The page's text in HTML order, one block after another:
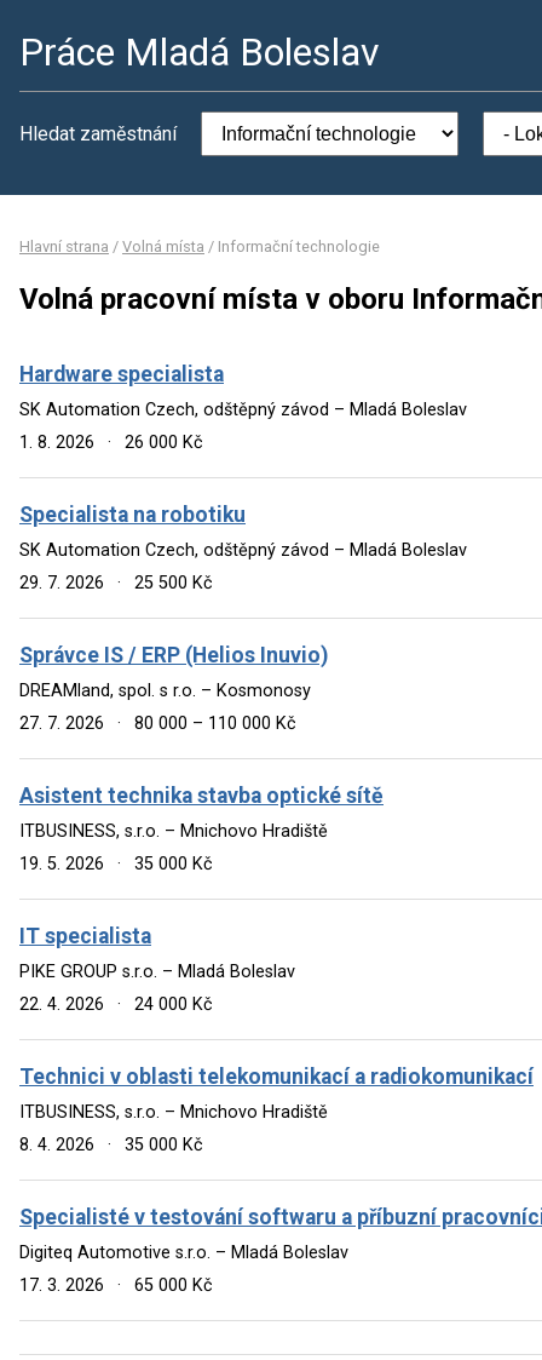
Práce Mladá Boleslav
Hledat zaměstnání
Hlavní strana / Volná místa / Informační technologie
Volná pracovní místa v oboru
Hardware specialista
SK Automation Czech, odštěpný závod – Mladá Boleslav
1. 8. 2026
· 26 000 Kč
Specialista na robotiku
SK Automation Czech, odštěpný závod – Mladá Boleslav
29. 7. 2026
· 25 500 Kč
Správce IS / ERP (Helios Inuvio)
DREAMland, spol. s r.o. – Kosmonosy
27. 7. 2026
· 80 000 – 110 000 Kč
Asistent technika stavba optické sítě
ITBUSINESS, s.r.o. – Mnichovo Hradiště
19. 5. 2026
· 35 000 Kč
IT specialista
PIKE GROUP s.r.o. – Mladá Boleslav
22. 4. 2026
· 24 000 Kč
Technici v oblasti telekomunikací a radiokomunikací
ITBUSINESS, s.r.o. – Mnichovo Hradiště
8. 4. 2026
· 35 000 Kč
Specialisté v testování softwaru a příbuzní
Digiteq Automotive s.r.o. – Mladá Boleslav
17. 3. 2026
· 65 000 Kč